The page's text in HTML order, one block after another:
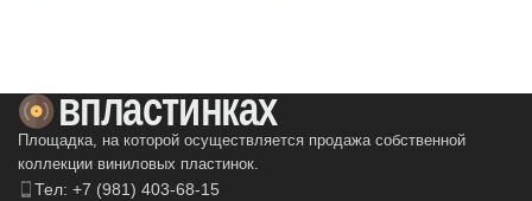
Площадка, на которой осуществляется продажа собственной
коллекции виниловых пластинок.
Тел: +7 (981) 403-68-15